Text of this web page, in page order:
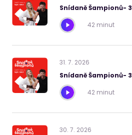
Snídaně Šampionů-
42 minut
31. 7. 2026
Snídaně Šampionů-
42 minut
30. 7. 2026